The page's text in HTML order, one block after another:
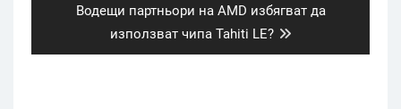
Next
Водещи партньори на AMD избягват да
използват чипа Tahiti LE?